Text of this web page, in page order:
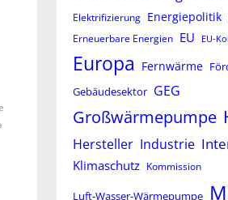
Elektrifizierung Energiepolitik
Erneuerbare Energien EU EU-
Europa Fernwärme
Gebäudesektor GEG
Großwärmepumpe
Hersteller Industrie
Klimaschutz Kommission
Luft-Wasser-Wärmepumpe